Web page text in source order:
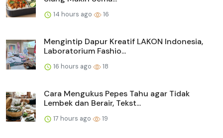
14 hours ago 16
Mengintip Dapur Kreatif LAKON Indonesia,
Laboratorium Fashio...
16 hours ago 18
Cara Mengukus Pepes Tahu agar Tidak
Lembek dan Berair, Tekst...
17 hours ago 19